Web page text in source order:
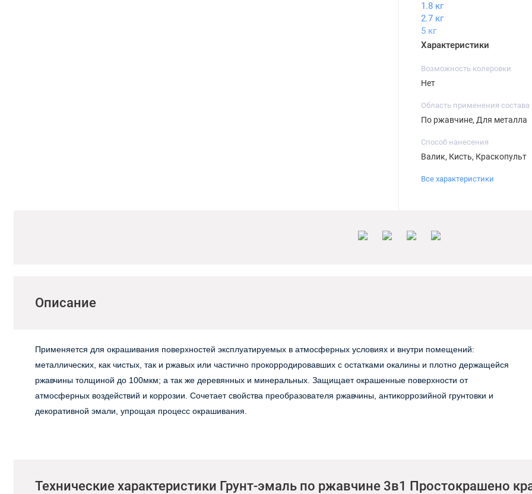
1.8 кг
2.7 кг
5 кг
Характеристики
Возможность колеровки
Нет
Область применения состава
По ржавчине, Для металла
Способ нанесения
Валик, Кисть, Краскопульт
Все характеристики
Описание
Применяется для окрашивания поверхностей эксплуатируемых в атмосферных условиях и внутри помещений:
металлических, как чистых, так и ржавых или частично прокорродировавших с остатками окалины и плотно держащейся
ржавчины толщиной до 100мкм; а так же деревянных и минеральных. Защищает окрашенные поверхности от
атмосферных воздействий и коррозии. Сочетает свойства преобразователя ржавчины, антикоррозийной грунтовки и
декоративной эмали, упрощая процесс окрашивания.
Технические характеристики Грунт-эмаль по ржавчине 3в1 Простокрашено